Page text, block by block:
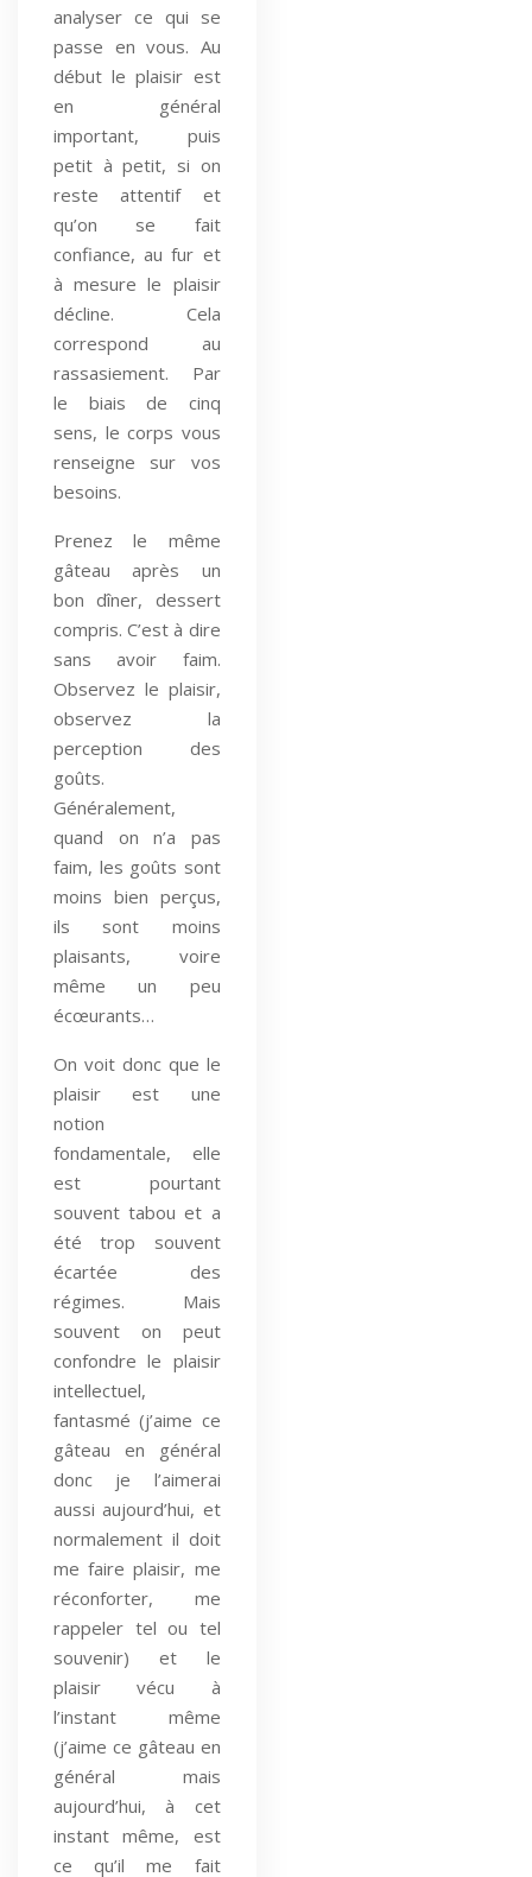
analyser ce qui se
passe en vous. Au
début le plaisir est
en général
important, puis
petit à petit, si on
reste attentif et
qu’on se fait
confiance, au fur et
à mesure le plaisir
décline. Cela
correspond au
rassasiement. Par
le biais de cinq
sens, le corps vous
renseigne sur vos
besoins.
Prenez le même
gâteau après un
bon dîner, dessert
compris. C’est à dire
sans avoir faim.
Observez le plaisir,
observez la
perception des
goûts.
Généralement,
quand on n’a pas
faim, les goûts sont
moins bien perçus,
ils sont moins
plaisants, voire
même un peu
écœurants…
On voit donc que le
plaisir est une
notion
fondamentale, elle
est pourtant
souvent tabou et a
été trop souvent
écartée des
régimes. Mais
souvent on peut
confondre le plaisir
intellectuel,
fantasmé (j’aime ce
gâteau en général
donc je l’aimerai
aussi aujourd’hui, et
normalement il doit
me faire plaisir, me
réconforter, me
rappeler tel ou tel
souvenir) et le
plaisir vécu à
l’instant même
(j’aime ce gâteau en
général mais
aujourd’hui, à cet
instant même, est
ce qu’il me fait